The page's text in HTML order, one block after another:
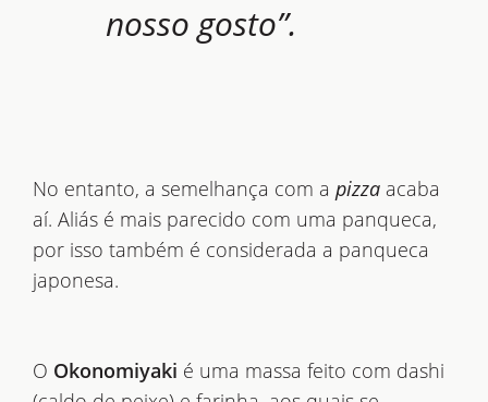
nosso gosto”.
No entanto, a semelhança com a pizza acaba
aí. Aliás é mais parecido com uma panqueca,
por isso também é considerada a panqueca
japonesa.
O Okonomiyaki é uma massa feito com dashi